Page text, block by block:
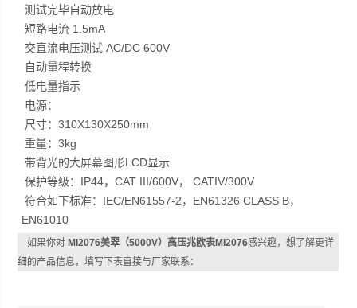
测试完毕自动放电
短路电流 1.5mA
交直流电压测试 AC/DC 600V
自动量程转换
低电量指示
电源：
尺寸：310X130X250mm
重量：3kg
带背光的大屏幕图形LCD显示
保护等级：IP44，CAT III/600V， CATIV/300V
符合如下标准：IEC/EN61557-2，EN61326 CLASS B，
EN61010
如果你对 MI2076美翠（5000V）高压兆欧表MI2076感兴趣，想了解更详
细的产品信息，填写下表直接与厂家联系：